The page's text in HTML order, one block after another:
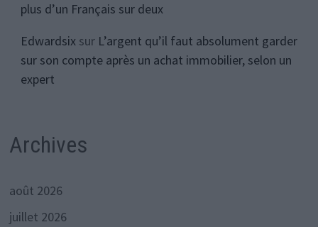
plus d’un Français sur deux
Edwardsixsur L’argent qu’il faut absolument garder
sur son compte après un achat immobilier, selon un
expert
Archives
août 2026
juillet 2026